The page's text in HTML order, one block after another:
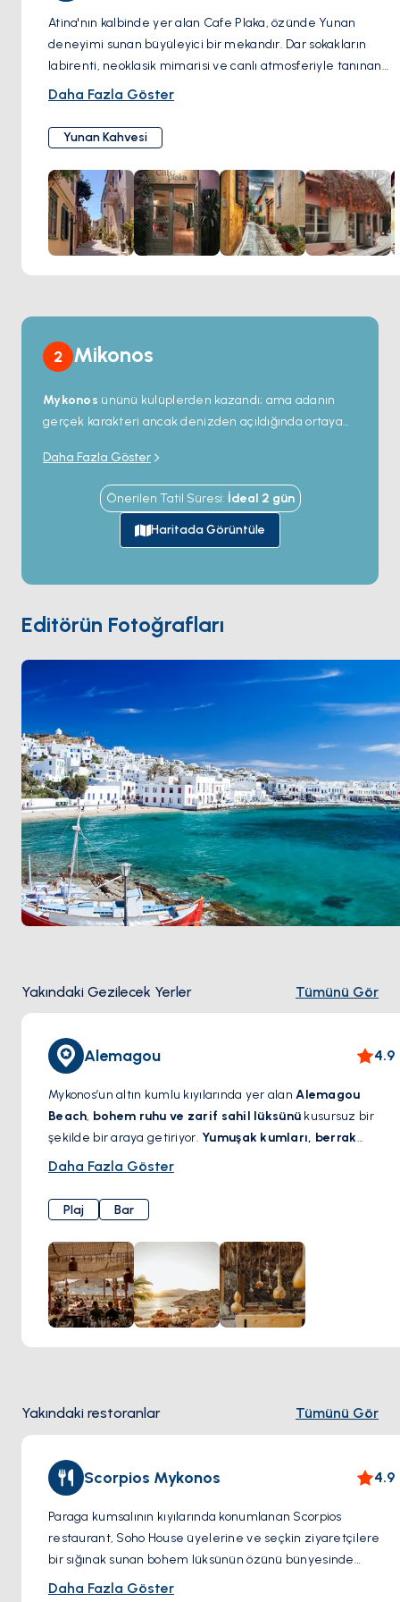
Atina'nın kalbinde yer alan Cafe Plaka, özünde Yunan
deneyimi sunan büyüleyici bir mekandır. Dar sokakların
labirenti, neoklasik mimarisi ve canlı atmosferiyle tanınan
pitoresk Plaka semtinde yer alan bu kafe, hem yerel halkın
kahvesinin aromasıyla Akdeniz mutfağının kokularının
harmanlandığı samimi ambiyansı ile öne çıkıyor. Açık
oturma alanı, insanları izlemek ve Akropolis'in güzel
manzaralarını seyretmek için ideal bir yer sağladığından,
özellikle popülerdir. Café Plaka'nın menüsünde çeşitli
geleneksel Yunan yemekleri ve içecekleri yer alıyor, burası
Yunanistan'ın ünlü olduğu sıcak misafirperverliğinin tadını
çıkarırken otantik lezzetlerin tadına bakmak için
Daha Fazla Göster
Yunan Kahvesi
2 Mikonos
Mykonos ününü kulüplerden kazandı; ama adanın
gerçek karakteri ancak denizden açıldığında ortaya
Super Paradisegibi beach club'larından alıyor —
burada öğle yemeği rahatlıkla 12 saatlik bir kutlamaya
dönüşebilir; kuzey ise rüzgârlı sessiz koyları ve
günübirlikçilerin asla denk gelmediği meyhaneleriyle
başka bir Mykonos'u barındırıyor. UNESCO arkeolojik
yüzme sularına sahip. Chora'ya döndüğünüzde
Nammos 'ta yemek yiyebilir veya
teraslarından yel değirmenlerinin üstüne düşen gün
batımını izleyebilirsiniz. Sezon
Mayıs ile Ekimarası
açık; Haziran ve Eylül sıcak ama Ağustos
Daha Fazla Göster
Önerilen Tatil Süresi: İdeal 2 gün
Haritada Görüntüle
Editörün Fotoğrafları
Yakındaki Gezilecek Yerler Tümünü Gör
Alemagou 4.9
Mykonos’un altın kumlu kıyılarında yer alanAlemagou
Beach, bohem ruhu ve zarif sahil lüksünü kusursuz bir
şekilde bir araya getiriyor.Yumuşak kumları, berrak
suları ve rahat ama enerjik atmosferiyle
Kiklad güneşinin
ritmine kapılın, ister deniz kenarındaki restoranda
Akdeniz mutfağınınen seçkin lezzetlerini deneyimleyin;
Alemagou, unutulmaz anlar yaşatır.Mykonos’un doğal
güzelliğiyle lüks plaj kulübü ambiyansını bir araya
getiren mükemmel bir adres.
Daha Fazla Göster
Plaj Bar
Yakındaki restoranlar Tümünü Gör
Scorpios Mykonos 4.9
Paraga kumsalının kıyılarında konumlanan Scorpios
restaurant, Soho House üyelerine ve seçkin ziyaretçilere
bir sığınak sunan bohem lüksünün özünü bünyesinde
barındırıyor. Soho House tarafından yakın zamanda satın
Daha Fazla Göster